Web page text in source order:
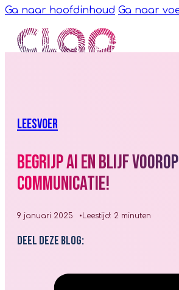
Ga naar hoofdinhoud Ga naar
LEESVOER
Begrijp AI en blijf
communicatie!
9 januari 2025 Leestijd: 2 minuten
Deel deze blog: